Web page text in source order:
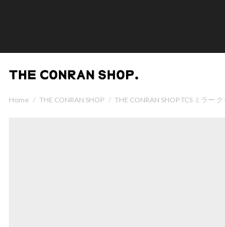
Home / THE CONRAN SHOP / THE CONRAN SHOP TCS ミラー